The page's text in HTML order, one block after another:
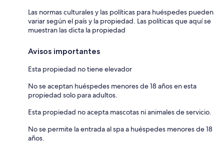
Las normas culturales y las políticas para huéspedes pueden
variar según el país y la propiedad. Las políticas que aquí se
muestran las dicta la propiedad
Avisos importantes
Esta propiedad no tiene elevador
No se aceptan huéspedes menores de 18 años en esta
propiedad solo para adultos.
Esta propiedad no acepta mascotas ni animales de servicio.
No se permite la entrada al spa a huéspedes menores de 18
años.